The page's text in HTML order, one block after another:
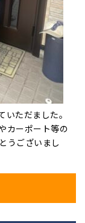
ただました。
カーポート等の
うございまし